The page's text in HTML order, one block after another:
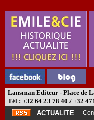
Lansman Editeur - Place de
Tél : +32 64 23 78 40 / +32
ACTUALITE